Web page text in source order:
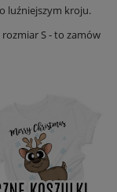
luźniejszym kroju.
S - to zamów